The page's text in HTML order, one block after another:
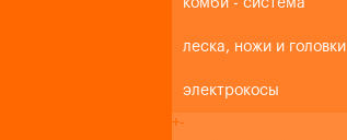
комби - система
леска, ножи и головки
электрокосы
+-